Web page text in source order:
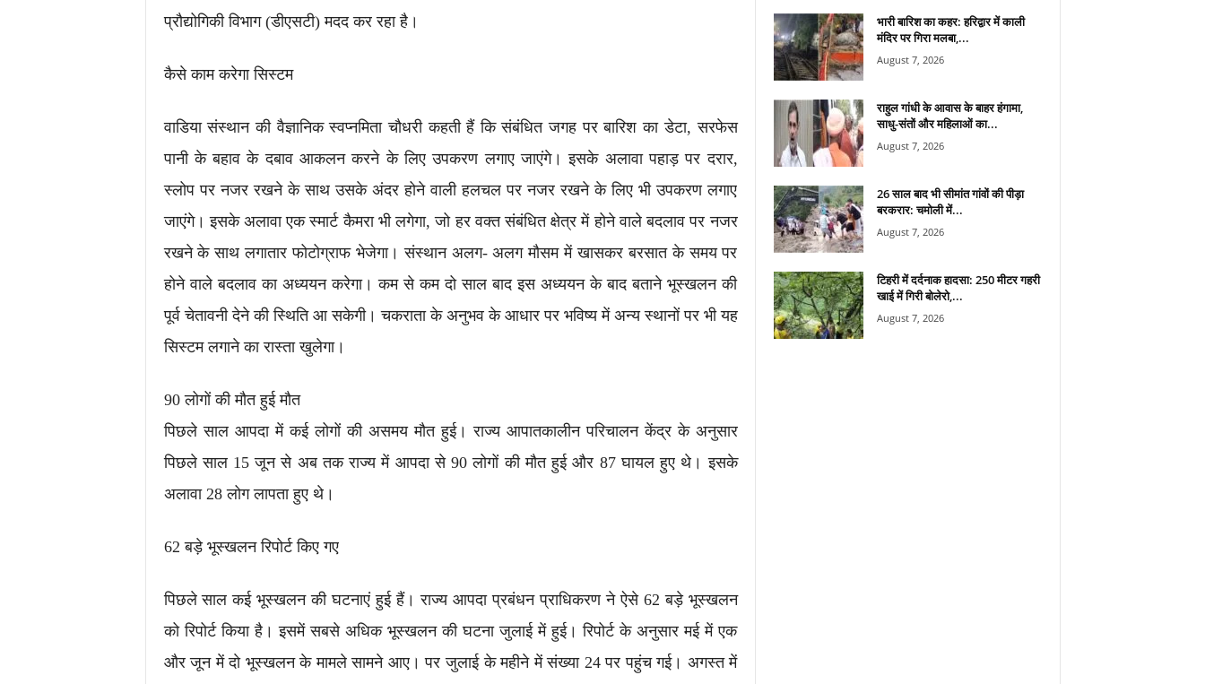
प्रौद्योगिकी विभाग (डीएसटी) मदद कर रहा है।
कैसे काम करेगा सिस्टम
वाडिया संस्थान की वैज्ञानिक स्वप्नमिता चौधरी कहती हैं कि संबंधित जगह पर बारिश का डेटा, सरफेस
पानी के बहाव के दबाव आकलन करने के लिए उपकरण लगाए जाएंगे। इसके अलावा पहाड़ पर दरार,
स्लोप पर नजर रखने के साथ उसके अंदर होने वाली हलचल पर नजर रखने के लिए भी उपकरण लगाए
जाएंगे। इसके अलावा एक स्मार्ट कैमरा भी लगेगा, जो हर वक्त संबंधित क्षेत्र में होने वाले बदलाव पर नजर
रखने के साथ लगातार फोटोग्राफ भेजेगा। संस्थान अलग- अलग मौसम में खासकर बरसात के समय पर
होने वाले बदलाव का अध्ययन करेगा। कम से कम दो साल बाद इस अध्ययन के बाद बताने भूस्खलन की
पूर्व चेतावनी देने की स्थिति आ सकेगी। चकराता के अनुभव के आधार पर भविष्य में अन्य स्थानों पर भी यह
सिस्टम लगाने का रास्ता खुलेगा।
90 लोगों की मौत हुई मौत
पिछले साल आपदा में कई लोगों की असमय मौत हुई। राज्य आपातकालीन परिचालन केंद्र के अनुसार
पिछले साल 15 जून से अब तक राज्य में आपदा से 90 लोगों की मौत हुई और 87 घायल हुए थे। इसके
अलावा 28 लोग लापता हुए थे।
62 बड़े भूस्खलन रिपोर्ट किए गए
पिछले साल कई भूस्खलन की घटनाएं हुई हैं। राज्य आपदा प्रबंधन प्राधिकरण ने ऐसे 62 बड़े भूस्खलन
को रिपोर्ट किया है। इसमें सबसे अधिक भूस्खलन की घटना जुलाई में हुई। रिपोर्ट के अनुसार मई में एक
और जून में दाे भूस्खलन के मामले सामने आए। पर जुलाई के महीने में संख्या 24 पर पहुंच गई। अगस्त में
भारी बारिश का कहर: हरिद्वार में काली
मंदिर पर गिरा मलबा,...
August 7, 2026
राहुल गांधी के आवास के बाहर हंगामा,
साधु-संतों और महिलाओं का...
August 7, 2026
26 साल बाद भी सीमांत गांवों की पीड़ा
बरकरार: चमोली में...
August 7, 2026
टिहरी में दर्दनाक हादसा: 250 मीटर गहरी
खाई में गिरी बोलेरो,...
August 7, 2026